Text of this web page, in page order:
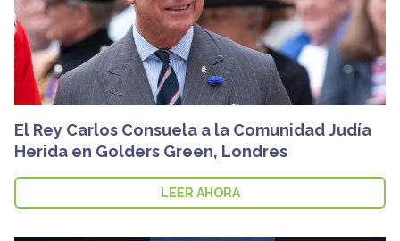
El Rey Carlos Consuela a la Comunidad Judía
Herida en Golders Green, Londres
LEER AHORA